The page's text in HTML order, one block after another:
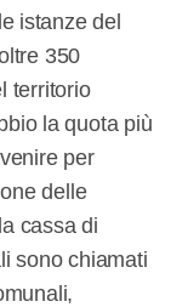
istanze del
350
territorio
la quota più
per
delle
cassa di
sono chiamati